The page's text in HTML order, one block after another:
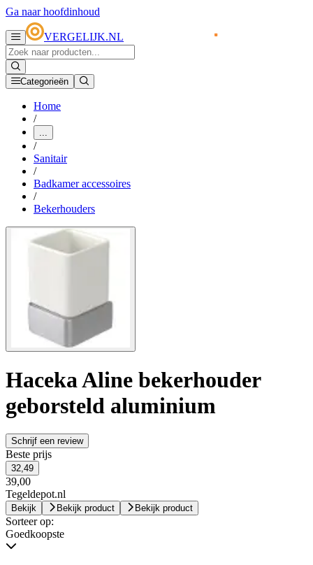
Ga naar hoofdinhoud
VERGELIJK.NL
Categorieën
Home
/
...
/
Sanitair
/
Badkamer accessoires
/
Bekerhouders
Haceka Aline bekerhouder
geborsteld aluminium
Schrijf een review
Beste prijs
32,49
39,00
Tegeldepot.nl
Bekijk Bekijk product Bekijk product
Sorteer op:
Goedkoopste